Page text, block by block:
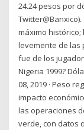
24.24 pesos por
máximo
levemente de las
fue de los
Nigeria 1999?
08, 2019 · Peso
impacto
las operaciones
verde, con datos